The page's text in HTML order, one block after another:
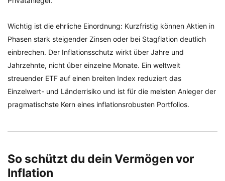
Wichtig ist die ehrliche Einordnung: Kurzfristig können Aktien in
Phasen stark steigender Zinsen oder bei Stagflation deutlich
einbrechen. Der Inflationsschutz wirkt über Jahre und
Jahrzehnte, nicht über einzelne Monate. Ein weltweit
streuender ETF auf einen breiten Index reduziert das
Einzelwert- und Länderrisiko und ist für die meisten Anleger der
pragmatischste Kern eines inflationsrobusten Portfolios.
So schützt du dein Vermögen vor
Inflation